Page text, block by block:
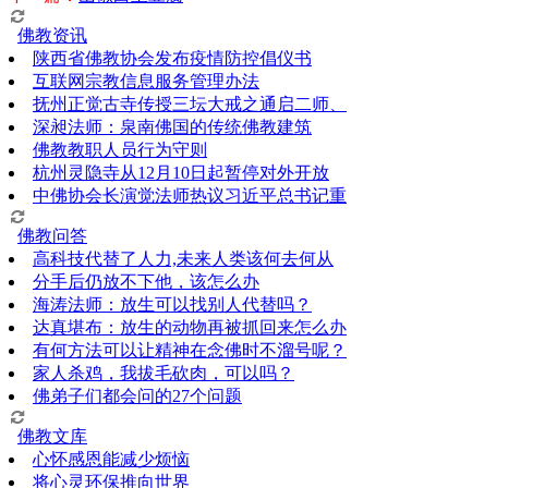
佛教资讯
陕西省佛教协会发布疫情防控倡仪书
互联网宗教信息服务管理办法
抚州正觉古寺传授三坛大戒之通启二师、
深昶法师：泉南佛国的传统佛教建筑
佛教教职人员行为守则
杭州灵隐寺从12月10日起暂停对外开放
中佛协会长演觉法师热议习近平总书记重
佛教问答
高科技代替了人力,未来人类该何去何从
分手后仍放不下他，该怎么办
海涛法师：放生可以找别人代替吗？
达真堪布：放生的动物再被抓回来怎么办
有何方法可以让精神在念佛时不溜号呢？
家人杀鸡，我拔毛砍肉，可以吗？
佛弟子们都会问的27个问题
佛教文库
心怀感恩能减少烦恼
将心灵环保推向世界